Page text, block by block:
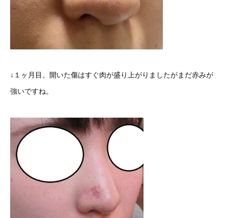
↓１ヶ月目。開いた傷はすぐ肉が盛り上がりましたがまだ赤みが
強いですね。